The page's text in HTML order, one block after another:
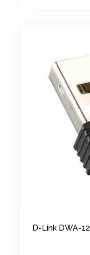
D-Link DWA-